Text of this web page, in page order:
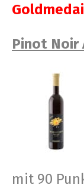
Pinot Noir
mit 90